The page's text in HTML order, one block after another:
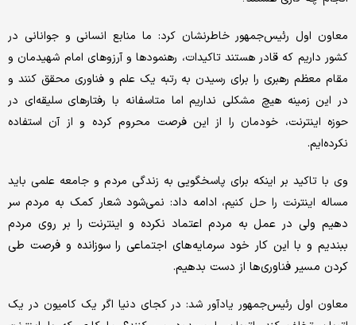
معاون اول رئیس‌جمهور خاطرنشان کرد: ما منابع‌ انسانی و جوانانی‌ در
کشور داریم که قادر هستند تاکیدات، رهنمودها و آرزوهای امام شهیدمان و
مقام معظم رهبری را برای رسیدن به رتبه یک علم و فناوری محقق کنند و
در این زمینه هیچ مشکلی نداریم اما متاسفانه با رفتارهای سلیقه‌ای در
حوزه اینترنت، خودمان را از این فرصت محروم کرده و از آن استفاده
نکرده‌ایم.
وی با تاکید بر اینکه برای پاسخگویی به زندگی مردم و جامعه علمی باید
مساله اینترنت را حل کنیم، ادامه داد: نمی‌شود شعار کمک به مردم سر
دهیم ولی در عمل به مردم اعتماد نکرده و اینترنت را بر روی مردم
ببندیم و با این کار خود سرمایه‌های اجتماعی را سوزانده و فرصت طی
کردن مسیر فناوری‌ها از دست بدهیم.
معاون اول رئیس‌جمهور یادآور شد: در کجای دنیا اگر یک کامیون در یک